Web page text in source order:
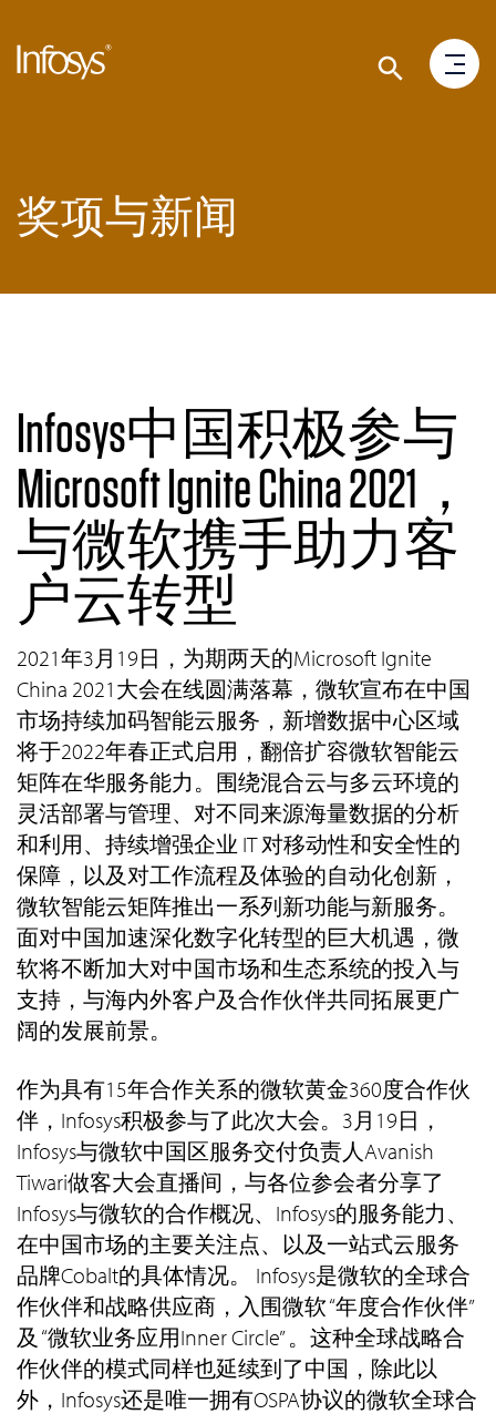
奖项与新闻
Infosys中国积极参与
Microsoft Ignite China 2021，
与微软携手助力客
户云转型
2021年3月19日，为期两天的Microsoft Ignite
China 2021大会在线圆满落幕，微软宣布在中国
市场持续加码智能云服务，新增数据中心区域
将于2022年春正式启用，翻倍扩容微软智能云
矩阵在华服务能力。围绕混合云与多云环境的
灵活部署与管理、对不同来源海量数据的分析
和利用、持续增强企业 IT 对移动性和安全性的
保障，以及对工作流程及体验的自动化创新，
微软智能云矩阵推出一系列新功能与新服务。
面对中国加速深化数字化转型的巨大机遇，微
软将不断加大对中国市场和生态系统的投入与
支持，与海内外客户及合作伙伴共同拓展更广
阔的发展前景。
作为具有15年合作关系的微软黄金360度合作伙
伴，Infosys积极参与了此次大会。3月19日，
Infosys与微软中国区服务交付负责人Avanish
Tiwari做客大会直播间，与各位参会者分享了
Infosys与微软的合作概况、Infosys的服务能力、
在中国市场的主要关注点、以及一站式云服务
品牌Cobalt的具体情况。 Infosys是微软的全球合
作伙伴和战略供应商，入围微软 “年度合作伙伴”
及 “微软业务应用Inner Circle” 。这种全球战略合
作伙伴的模式同样也延续到了中国，除此以
外，Infosys还是唯一拥有OSPA协议的微软全球合